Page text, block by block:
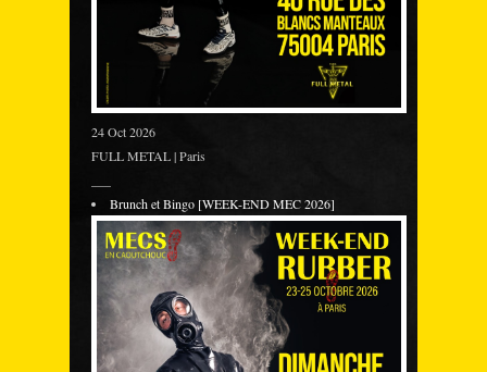
24 Oct 2026
FULL METAL | Paris
Brunch et Bingo [WEEK-END MEC 2026]